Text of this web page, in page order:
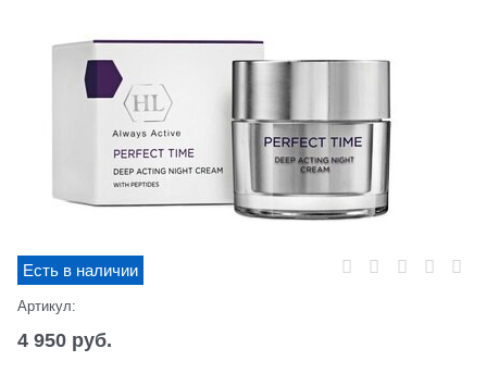
Есть в наличии
Артикул:
4 950 руб.